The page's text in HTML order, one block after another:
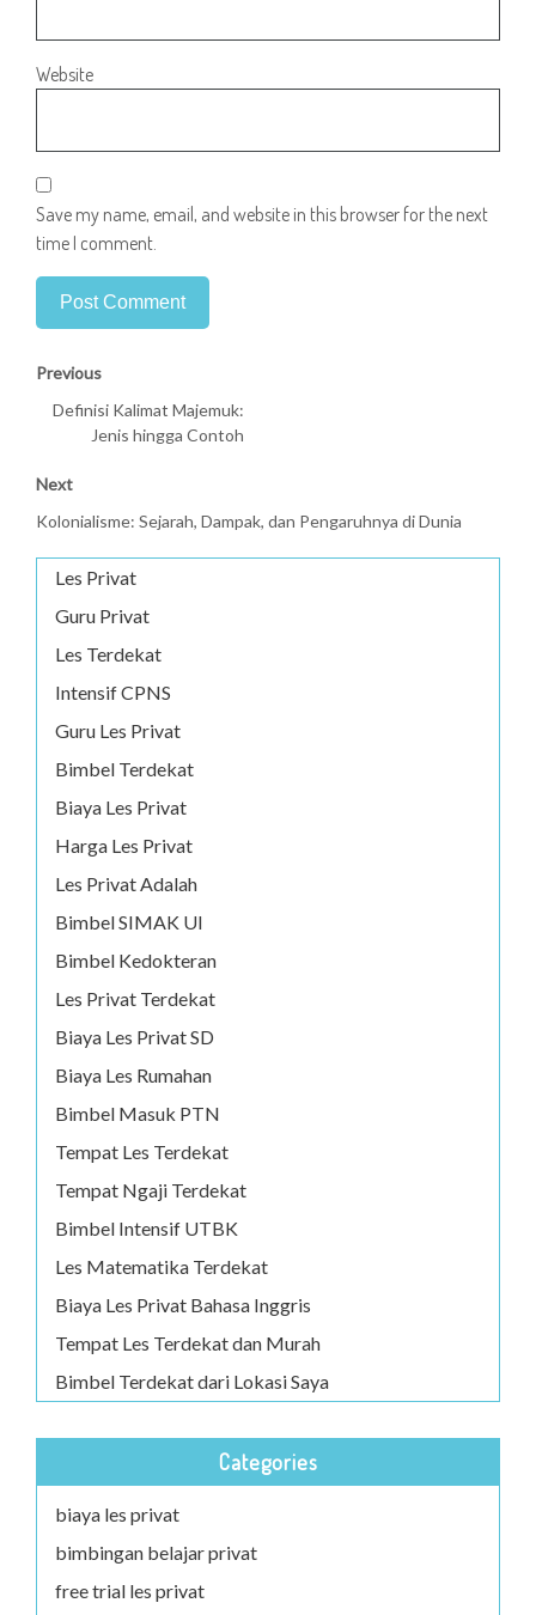
Website
Save my name, email, and website in this browser for the next
time I comment.
Previous
Definisi Kalimat Majemuk:
Jenis hingga Contoh
Next
Kolonialisme: Sejarah, Dampak, dan Pengaruhnya di Dunia
Les Privat
Guru Privat
Les Terdekat
Intensif CPNS
Guru Les Privat
Bimbel Terdekat
Biaya Les Privat
Harga Les Privat
Les Privat Adalah
Bimbel SIMAK UI
Bimbel Kedokteran
Les Privat Terdekat
Biaya Les Privat SD
Biaya Les Rumahan
Bimbel Masuk PTN
Tempat Les Terdekat
Tempat Ngaji Terdekat
Bimbel Intensif UTBK
Les Matematika Terdekat
Biaya Les Privat Bahasa Inggris
Tempat Les Terdekat dan Murah
Bimbel Terdekat dari Lokasi Saya
Categories
biaya les privat
bimbingan belajar privat
free trial les privat